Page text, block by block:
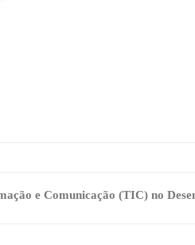
e Comunicação (TIC) no